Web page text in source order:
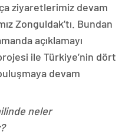
ziyaretlerimiz devam
Zonguldak’tı. Bundan
açıklamayı
ile Türkiye’nin dört
devam
neler